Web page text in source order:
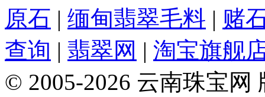
原石 | 缅甸翡翠毛料 | 赌
查询 | 翡翠网 | 淘宝旗舰
© 2005-2026 云南珠宝网